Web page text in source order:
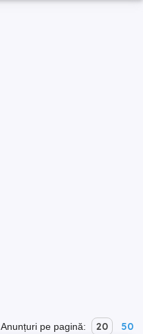
Anunțuri pe pagină: 20 50